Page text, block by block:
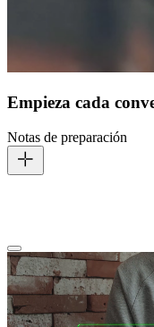
Empieza cada
Notas de preparación